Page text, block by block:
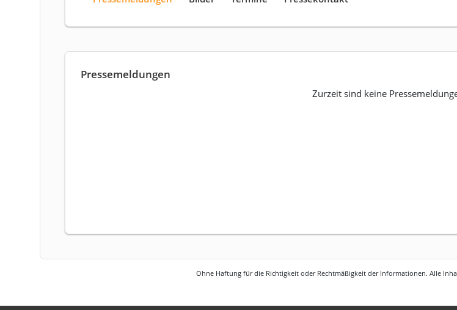
Pressemeldungen
Zurzeit sind keine
Ohne Haftung für die Richtigkeit oder Rechtmäßigkeit der Informationen. Alle